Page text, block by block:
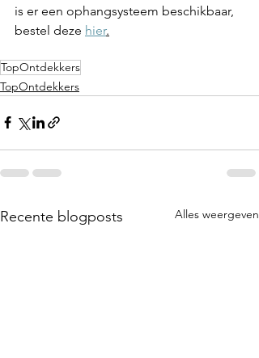
is er een ophangsysteem beschikbaar,
bestel deze hier.
TopOntdekkers
TopOntdekkers
Recente blogposts Alles weergeven